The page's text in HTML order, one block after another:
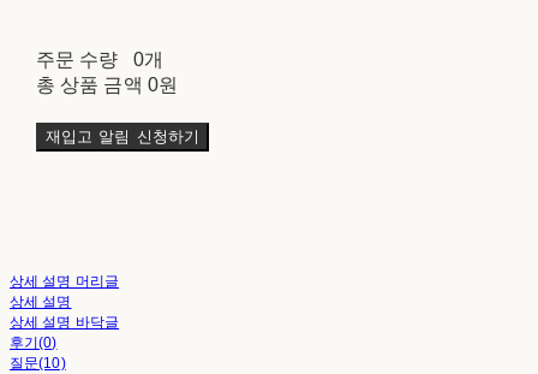
주문 수량
0개
총 상품 금액 0원
재입고 알림 신청하기
상세 설명 머리글
상세 설명
상세 설명 바닥글
후기(0)
질문(10)